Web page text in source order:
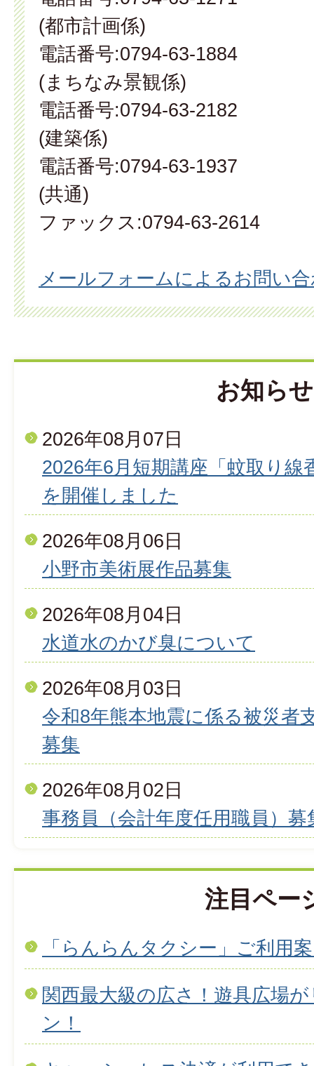
(都市計画係)
電話番号:0794-63-1884
(まちなみ景観係)
電話番号:0794-63-2182
(建築係)
電話番号:0794-63-1937
(共通)
ファックス:0794-63-2614
メールフォームによるお問い
お知らせ
2026年08月07日
2026年6月短期講座「蚊取り
を開催しました
2026年08月06日
小野市美術展作品募集
2026年08月04日
水道水のかび臭について
2026年08月03日
令和8年熊本地震に係る被災者
募集
2026年08月02日
事務員（会計年度任用職員）募
注目ペー
「らんらんタクシー」ご利用
関西最大級の広さ！遊具広場
ン！